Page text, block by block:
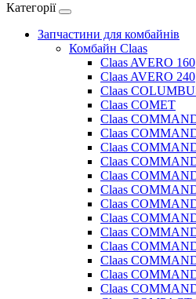
Категорії
Запчастини для комбайнів
Комбайн Claas
Claas AVERO 160
Claas AVERO 240
Claas
Claas COMET
Claas
Claas
Claas
Claas
Claas
Claas
Claas
Claas
Claas
Claas
Claas
Claas
Claas